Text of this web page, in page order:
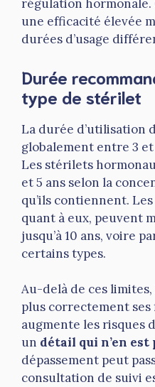
régulation
une efficacité élevée
durées d’usage
Durée
type de stérilet
La durée d’utilisation
globalement entre 3 et
Les stérilets
et 5 ans selon la
qu’ils contiennent.
quant à eux, peuvent
jusqu’à 10 ans, voire
certains types.
Au-delà de ces
plus correctement ses
augmente les risques
un détail qui n’en est
dépassement peut
consultation de suivi